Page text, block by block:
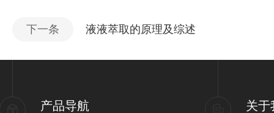
下一条 液液萃取的原理及综述
产品导航 关于